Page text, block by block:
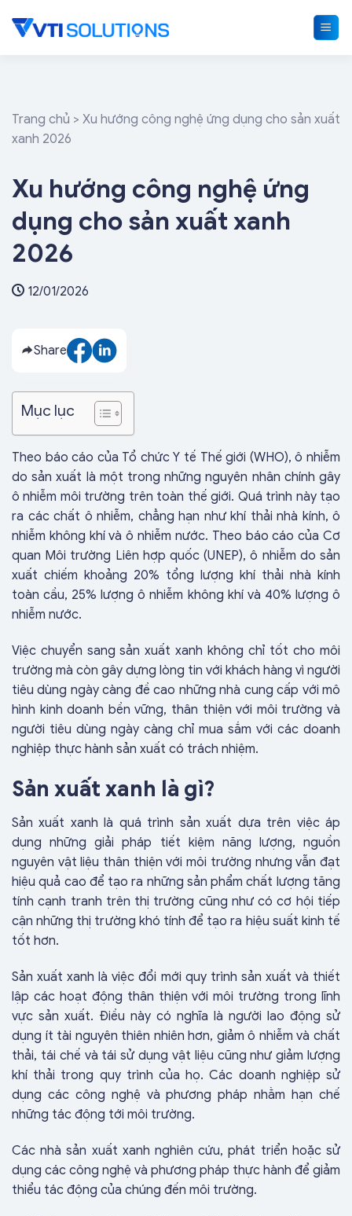
Trang chủ > Xu hướng công nghệ ứng dụng cho sản xuất
xanh 2026
Xu hướng công nghệ ứng
dụng cho sản xuất xanh
2026
12/01/2026
Share
Mục lục
Theo báo cáo của Tổ chức Y tế Thế giới (WHO), ô nhiễm
do sản xuất là một trong những nguyên nhân chính gây
ô nhiễm môi trường trên toàn thế giới. Quá trình này tạo
ra các chất ô nhiễm, chẳng hạn như khí thải nhà kính, ô
nhiễm không khí và ô nhiễm nước. Theo báo cáo của Cơ
quan Môi trường Liên hợp quốc (UNEP), ô nhiễm do sản
xuất chiếm khoảng 20% tổng lượng khí thải nhà kính
toàn cầu, 25% lượng ô nhiễm không khí và 40% lượng ô
nhiễm nước.
Việc chuyển sang sản xuất xanh không chỉ tốt cho môi
trường mà còn gây dựng lòng tin với khách hàng vì người
tiêu dùng ngày càng đề cao những nhà cung cấp với mô
hình kinh doanh bền vững, thân thiện với môi trường và
người tiêu dùng ngày càng chỉ mua sắm với các doanh
nghiệp thực hành sản xuất có trách nhiệm.
Sản xuất xanh là gì?
Sản xuất xanh là quá trình sản xuất dựa trên việc áp
dụng những giải pháp tiết kiệm năng lượng, nguồn
nguyên vật liệu thân thiện với môi trường nhưng vẫn đạt
hiệu quả cao để tạo ra những sản phẩm chất lượng tăng
tính cạnh tranh trên thị trường cũng như có cơ hội tiếp
cận những thị trường khó tính để tạo ra hiệu suất kinh tế
tốt hơn.
Sản xuất xanh là việc đổi mới quy trình sản xuất và thiết
lập các hoạt động thân thiện với môi trường trong lĩnh
vực sản xuất. Điều này có nghĩa là người lao động sử
dụng ít tài nguyên thiên nhiên hơn, giảm ô nhiễm và chất
thải, tái chế và tái sử dụng vật liệu cũng như giảm lượng
khí thải trong quy trình của họ. Các doanh nghiệp sử
dụng các công nghệ và phương pháp nhằm hạn chế
những tác động tới môi trường.
Các nhà sản xuất xanh nghiên cứu, phát triển hoặc sử
dụng các công nghệ và phương pháp thực hành để giảm
thiểu tác động của chúng đến môi trường.